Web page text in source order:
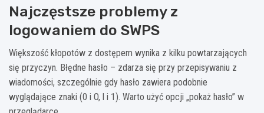
Najczęstsze problemy z
logowaniem do SWPS
Większość kłopotów z dostępem wynika z kilku powtarzających
się przyczyn. Błędne hasło – zdarza się przy przepisywaniu z
wiadomości, szczególnie gdy hasło zawiera podobnie
wyglądające znaki (0 i O, l i 1). Warto użyć opcji „pokaż hasło” w